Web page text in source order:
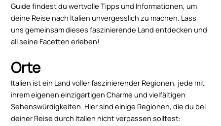
Guide findest du wertvolle Tipps und Informationen, um
deine Reise nach Italien unvergesslich zu machen. Lass
uns gemeinsam dieses faszinierende Land entdecken und
all seine Facetten erleben!
Orte
Italien ist ein Land voller faszinierender Regionen, jede mit
ihrem eigenen einzigartigen Charme und vielfältigen
Sehenswürdigkeiten. Hier sind einige Regionen, die du bei
deiner Reise durch Italien nicht verpassen solltest: